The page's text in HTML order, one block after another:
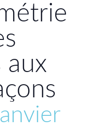
aux